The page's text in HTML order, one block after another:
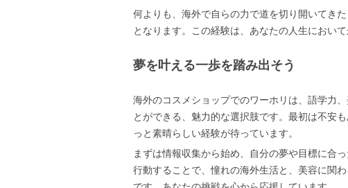
何よりも、海外で自らの力で道を切り開いてきた
となります。この経験は、あなたの人生におい
夢を叶える一歩を踏み出そう
海外のコスメショップでのワーホリは、語学力
とができる、魅力的な選択肢です。最初は不安
っと素晴らしい経験が待っています。
まずは情報収集から始め、自分の夢や目標に合
行動することで、憧れの海外生活と、美容に関